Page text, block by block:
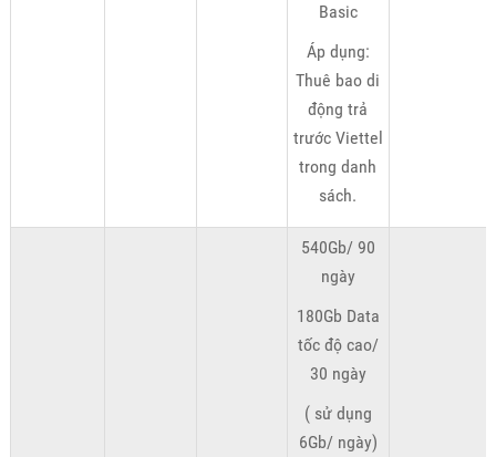
Basic
Áp dụng:
Thuê bao di
động trả
trước Viettel
trong danh
sách.
540Gb/ 90
ngày
180Gb Data
tốc độ cao/
30 ngày
( sử dụng
6Gb/ ngày)